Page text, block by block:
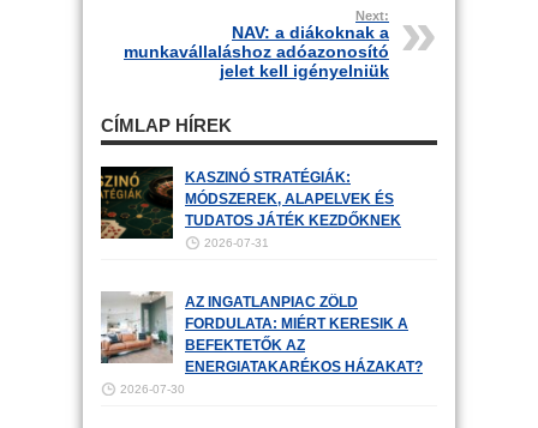
Next:
NAV: a diákoknak a
munkavállaláshoz adóazonosító
jelet kell igényelniük
CÍMLAP HÍREK
KASZINÓ STRATÉGIÁK:
MÓDSZEREK, ALAPELVEK ÉS
TUDATOS JÁTÉK KEZDŐKNEK
2026-07-31
AZ INGATLANPIAC ZÖLD
FORDULATA: MIÉRT KERESIK A
BEFEKTETŐK AZ
ENERGIATAKARÉKOS HÁZAKAT?
2026-07-30